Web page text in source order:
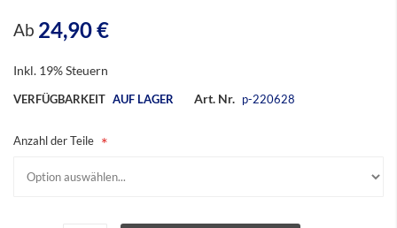
Ab 24,90 €
Inkl. 19% Steuern
VERFÜGBARKEIT AUF LAGER Art. Nr. p-220628
Anzahl der Teile